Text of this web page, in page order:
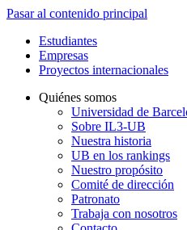
Pasar al contenido principal
Estudiantes
Empresas
Proyectos internacionales
Quiénes somos
Universidad de
Sobre IL3-UB
Nuestra historia
UB en los rankings
Nuestro propósito
Comité de dirección
Patronato
Trabaja con nosotros